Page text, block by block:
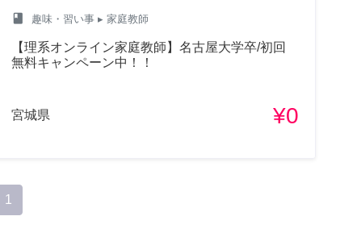
class 趣味・習い事 ▸ 家庭教師
【理系オンライン家庭教師】名古屋大学卒/初回
無料キャンペーン中！！
宮城県 ¥0
1